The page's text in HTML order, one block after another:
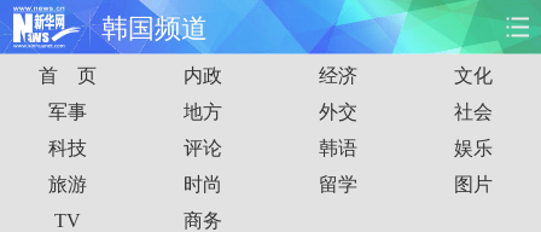
韩国频道
首页 时政 国际 财经
娱乐 体育 人事 教育
时尚 思客
首 页 内政 经济
文化
军事
地方 外交
社会
科技
评论 韩语
娱乐
旅游
时尚 留学
图片
TV
商务